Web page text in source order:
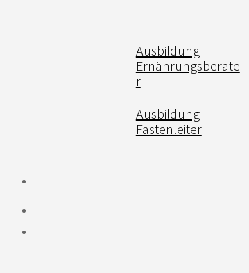
Ausbildung
Ernährungsberate
r
Ausbildung
Fastenleiter